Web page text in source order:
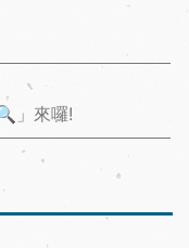
」來囉!